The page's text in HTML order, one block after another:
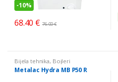
-10%
68.40 € 76.00€
Bijela tehnika, Bojleri
Metalac Hydra MB P50 R